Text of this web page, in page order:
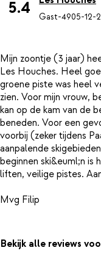
5.4 Gast-4905-12-
Mijn zoontje (3 jaar)
Les Houches. Heel
groene piste was heel
zien. Voor mijn vrouw,
kan op de kam van de
beneden. Voor een
voorbij (zeker tijdens
aanpalende
beginnen ski&euml;n is
liften, veilige pistes.
Bekijk alle reviews